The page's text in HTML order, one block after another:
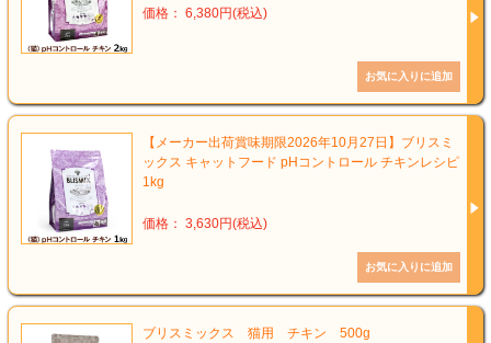
価格： 6,380円(税込)
【メーカー出荷賞味期限2026年10月27日】ブリスミ
ックス キャットフード pHコントロール チキンレシピ
1kg
価格： 3,630円(税込)
ブリスミックス 猫用 チキン 500g